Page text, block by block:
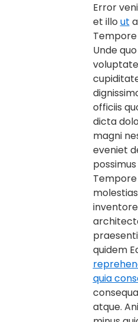
Error
et illo ut
Unde
officiis
dicta
magni
eveniet
Tempore
quidem
quia
atque.